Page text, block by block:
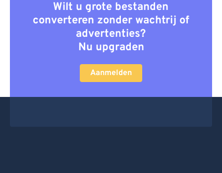
Wilt u grote bestanden
converteren zonder wachtrij of
advertenties?
Nu upgraden
Aanmelden